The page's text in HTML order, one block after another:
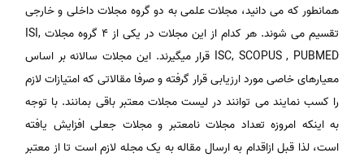
همانطور که می دانید، مجلات علمی به دو گروه مجلات داخلی و خارجی
تقسیم می شوند. هر کدام از این مجلات در یکی از 4 گروه مجلات ISI,
ISC, SCOPUS , PUBMED قرار میگیرند. این مجلات سالانه بر اساس
معیارهای خاصی مورد ارزیابی قرار گرفته و صرفا مقالاتی که امتیازات لازم
را کسب نمایند می توانند در لیست مجلات معتبر باقی بمانند. با توجه
به اینکه امروزه تعداد مجلات نامعتبر و مجلات جعلی افزایش یافته
است، لذا قبل ازاقدام به ارسال مقاله به یک مجله لازم است تا از معتبر